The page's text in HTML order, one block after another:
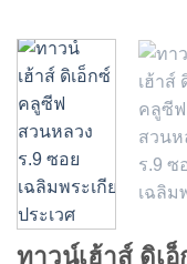
ทาวน์เฮ้าส์ ดิเ